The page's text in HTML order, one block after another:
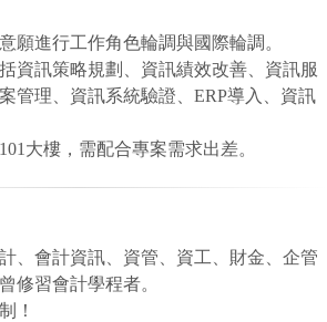
願進行工作角色輪調與國際輪調。
資訊策略規劃、資訊績效改善、資訊服
管理、資訊系統驗證、ERP導入、資訊
大樓，需配合專案需求出差。
、會計資訊、資管、資工、財金、 企管
修習會計學程者。
！